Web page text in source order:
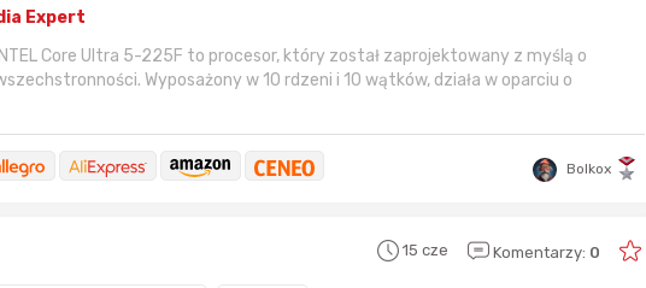
Expert
Core Ultra 5-225F to procesor, który został zaprojektowany z myślą o
Wyposażony w 10 rdzeni i 10 wątków, działa w oparciu o
Bolkox
15 cze Komentarzy: 0